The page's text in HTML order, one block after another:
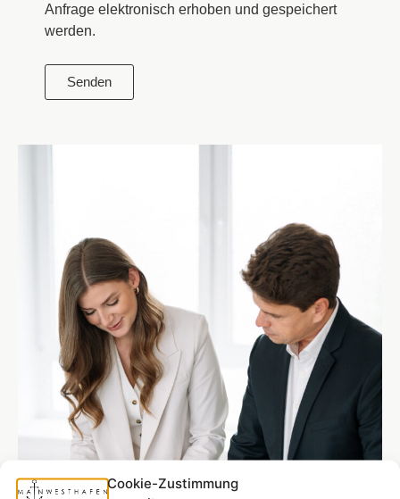
Cookie-Zustimmung
Anfrage elektronisch erhoben und gespeichert
werden.
Senden